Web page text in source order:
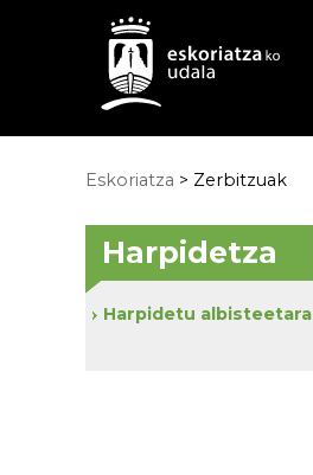
Eskoriatza > Zerbitzuak
Harpidetza
Harpidetu albisteetara